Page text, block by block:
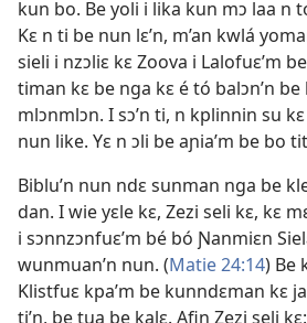
kun bo. Be yoli i lika kun mɔ laa n
Kɛ n ti be nun lɛ’n, m’an kwlá
sieli i nzɔliɛ kɛ Zoova i Lalofuɛ’m
timan kɛ be nga kɛ é tó balɔn’n be
mlɔnmlɔn. I sɔ’n ti, n kplinnin su
nun like. Yɛ n ɔli be aɲia’m be bo
Biblu’n nun ndɛ sunman nga be
dan. I wie yɛle kɛ, Zezi seli kɛ, kɛ
i sɔnnzɔnfuɛ’m bé bó Ɲanmiɛn
wunmuan’n nun. (Matie 24:14) Be
Klistfuɛ kpa’m be kunndɛman kɛ
ti’n, be tua be kalɛ. Afin Zezi seli